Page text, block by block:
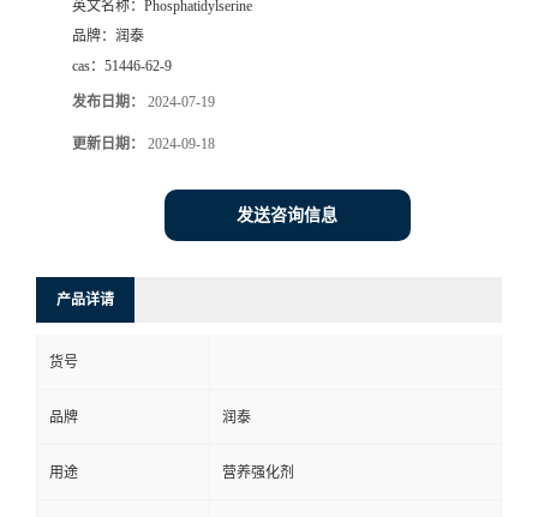
英文名称： Phosphatidylserine
品牌： 润泰
cas： 51446-62-9
发布日期： 2024-07-19
更新日期： 2024-09-18
发送咨询信息
产品详请
货号
品牌 润泰
用途 营养强化剂